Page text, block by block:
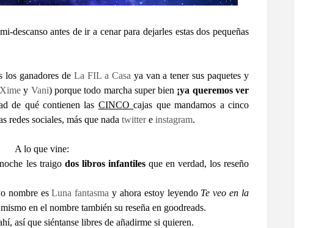
descanso antes de ir a cenar para dejarles estas dos pequeñas
los ganadores de La FIL a Casa ya van a tener sus paquetes y
Ximey Vani) porque todo marcha super bien ¡ya queremos ver
de qué contienen las CINCOcajas que mandamos a cinco
redes sociales, más que nada twittere instagram.
A lo que vine:
les traigo dos libros infantilesque en verdad, los reseño
nombre esLuna fantasma y ahora estoy leyendo Te veo en la
en el nombre también su reseña en goodreads.
así que siéntanse libres de añadirme si quieren.